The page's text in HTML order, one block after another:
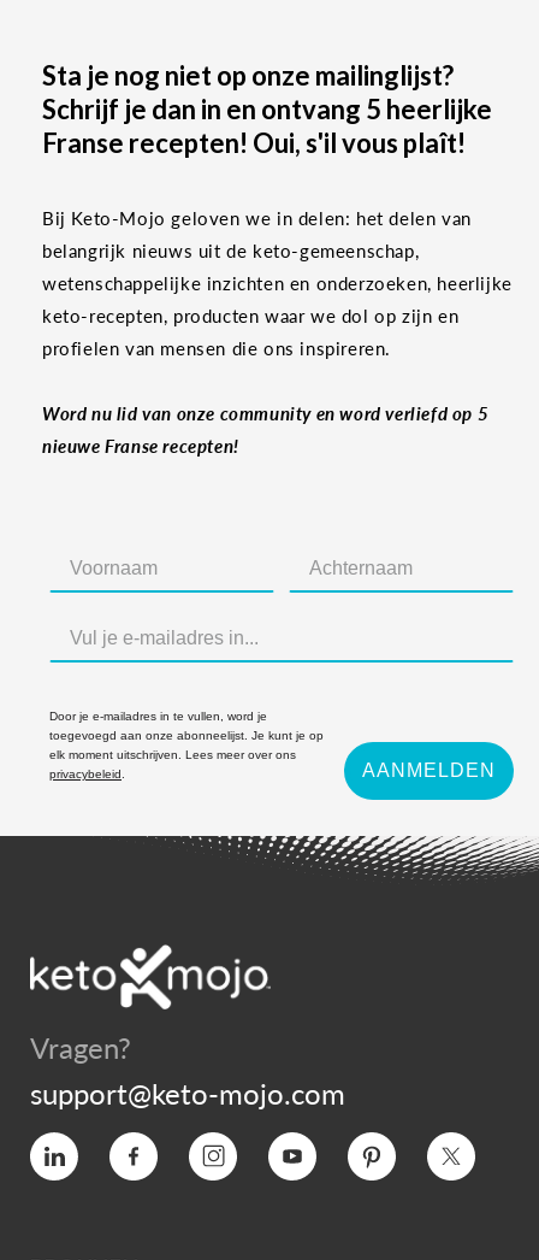
Sta je nog niet op onze mailinglijst?
Schrijf je dan in en ontvang 5 heerlijke
Franse recepten! Oui, s'il vous plaît!
Bij Keto-Mojo geloven we in delen: het delen van
belangrijk nieuws uit de keto-gemeenschap,
wetenschappelijke inzichten en onderzoeken, heerlijke
keto-recepten, producten waar we dol op zijn en
profielen van mensen die ons inspireren.
Word nu lid van onze community en word verliefd op 5
nieuwe Franse recepten!
Door je e-mailadres in te vullen, word je
toegevoegd aan onze abonneelijst. Je kunt je op
elk moment uitschrijven. Lees meer over ons
privacybeleid
AANMELDEN
Vragen?
support@keto-mojo.com
Vimeo Facebook Instagram YouTube Pinterest Twitter